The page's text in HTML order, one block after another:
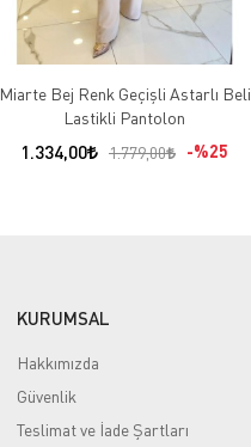
Miarte Bej Renk Geçişli Astarlı Beli
Lastikli Pantolon
1.334,00 1.779,00 %25
KURUMSAL
Hakkımızda
Güvenlik
Teslimat ve İade Şartları